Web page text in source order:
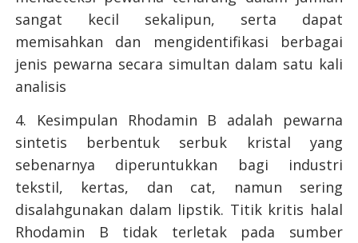
sangat kecil sekalipun, serta dapat
memisahkan dan mengidentifikasi berbagai
jenis pewarna secara simultan dalam satu kali
analisis
4. Kesimpulan Rhodamin B adalah pewarna
sintetis berbentuk serbuk kristal yang
sebenarnya diperuntukkan bagi industri
tekstil, kertas, dan cat, namun sering
disalahgunakan dalam lipstik. Titik kritis halal
Rhodamin B tidak terletak pada sumber